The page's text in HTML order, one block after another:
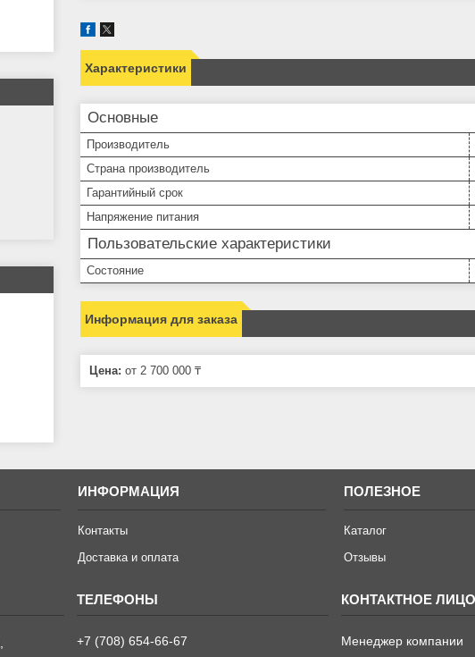
Характеристики
Основные
Производитель
Страна производитель
Гарантийный срок
Напряжение питания
Пользовательские характеристики
Состояние
Информация для заказа
Цена: от 2 700 000 ₸
ИНФОРМАЦИЯ
Контакты
Доставка и оплата
ПОЛЕЗНОЕ
Каталог
Отзывы
+7 (708) 654-66-67 Менеджер компании